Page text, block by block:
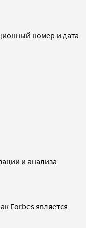
номер и дата
и анализа
Forbes является